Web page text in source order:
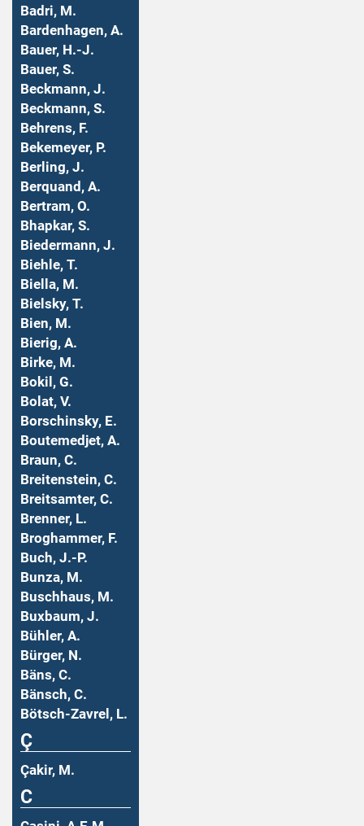
Badri, M.
Bardenhagen, A.
Bauer, H.-J.
Bauer, S.
Beckmann, J.
Beckmann, S.
Behrens, F.
Bekemeyer, P.
Berling, J.
Berquand, A.
Bertram, O.
Bhapkar, S.
Biedermann, J.
Biehle, T.
Biella, M.
Bielsky, T.
Bien, M.
Bierig, A.
Birke, M.
Bokil, G.
Bolat, V.
Borschinsky, E.
Boutemedjet, A.
Braun, C.
Breitenstein, C.
Breitsamter, C.
Brenner, L.
Broghammer, F.
Buch, J.-P.
Bunza, M.
Buschhaus, M.
Buxbaum, J.
Bühler, A.
Bürger, N.
Bäns, C.
Bänsch, C.
Bötsch-Zavrel, L.
Ç
Çakir, M.
C